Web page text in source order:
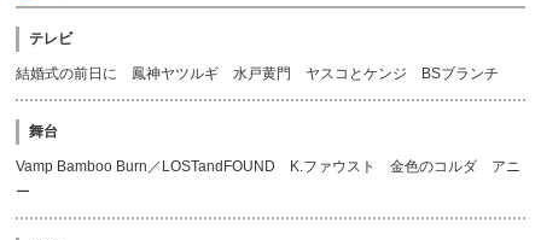
テレビ
結婚式の前日に 鳳神ヤツルギ 水戸黄門 ヤスコとケンジ BSブランチ
舞台
Vamp Bamboo Burn／LOSTandFOUND K.ファウスト 金色のコルダ アニ
ー